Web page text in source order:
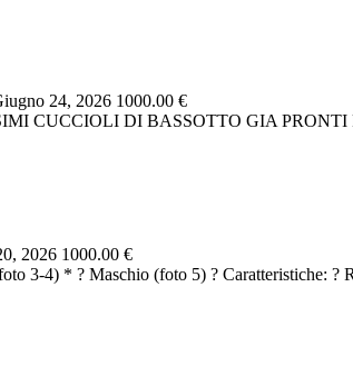
24, 2026 1000.00 €
CUCCIOLI DI BASSOTTO GIA
2026 1000.00 €
3-4) * ? Maschio (foto 5) ? Caratteristiche: ?